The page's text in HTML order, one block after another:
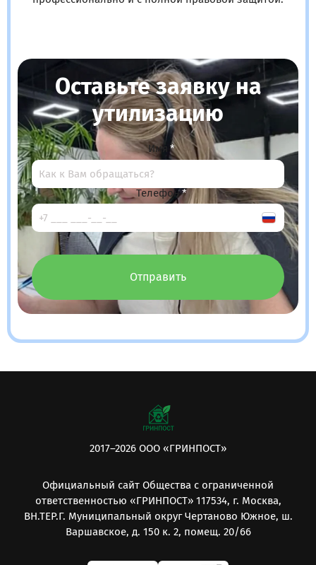
Оставьте заявку на
утилизацию
Имя
Телефон
Отправить
2017–2026 ООО «ГРИНПОСТ»
Официальный сайт Общества с ограниченной
ответственностью «ГРИНПОСТ» 117534, г. Москва,
ВН.ТЕР.Г. Муниципальный округ Чертаново Южное, ш.
Варшавское, д. 150 к. 2, помещ. 20/66